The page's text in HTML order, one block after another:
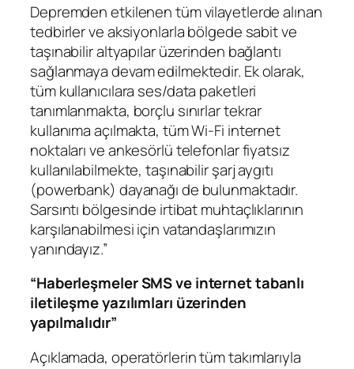
Depremden etkilenen tüm vilayetlerde alınan
tedbirler ve aksiyonlarla bölgede sabit ve
taşınabilir altyapılar üzerinden bağlantı
sağlanmaya devam edilmektedir. Ek olarak,
tüm kullanıcılara ses/data paketleri
tanımlanmakta, borçlu sınırlar tekrar
kullanıma açılmakta, tüm Wi-Fi internet
noktaları ve ankesörlü telefonlar fiyatsız
kullanılabilmekte, taşınabilir şarj aygıtı
(powerbank) dayanağı de bulunmaktadır.
Sarsıntı bölgesinde irtibat muhtaçlıklarının
karşılanabilmesi için vatandaşlarımızın
yanındayız.”
“Haberleşmeler SMS ve internet tabanlı
iletileşme yazılımları üzerinden
yapılmalıdır”
Açıklamada, operatörlerin tüm takımlarıyla